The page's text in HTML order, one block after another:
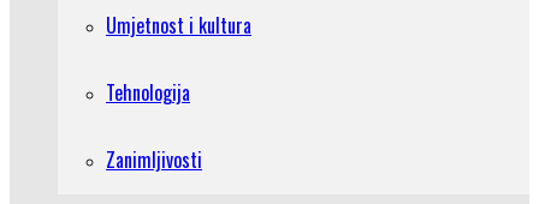
Umjetnost i kultura
Tehnologija
Zanimljivosti